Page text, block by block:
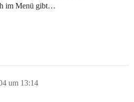
im Menü gibt…
um 13:14